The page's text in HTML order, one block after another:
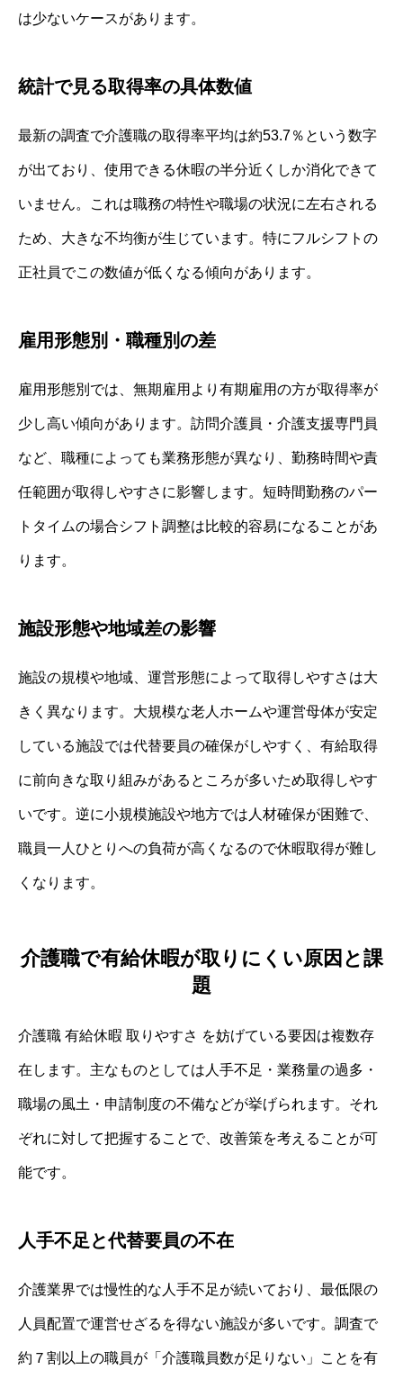
は少ないケースがあります。
統計で見る取得率の具体数値
最新の調査で介護職の取得率平均は約53.7％という数字
が出ており、使用できる休暇の半分近くしか消化できて
いません。これは職務の特性や職場の状況に左右される
ため、大きな不均衡が生じています。特にフルシフトの
正社員でこの数値が低くなる傾向があります。
雇用形態別・職種別の差
雇用形態別では、無期雇用より有期雇用の方が取得率が
少し高い傾向があります。訪問介護員・介護支援専門員
など、職種によっても業務形態が異なり、勤務時間や責
任範囲が取得しやすさに影響します。短時間勤務のパー
トタイムの場合シフト調整は比較的容易になることがあ
ります。
施設形態や地域差の影響
施設の規模や地域、運営形態によって取得しやすさは大
きく異なります。大規模な老人ホームや運営母体が安定
している施設では代替要員の確保がしやすく、有給取得
に前向きな取り組みがあるところが多いため取得しやす
いです。逆に小規模施設や地方では人材確保が困難で、
職員一人ひとりへの負荷が高くなるので休暇取得が難し
くなります。
介護職で有給休暇が取りにくい原因と課
題
介護職 有給休暇 取りやすさ を妨げている要因は複数存
在します。主なものとしては人手不足・業務量の過多・
職場の風土・申請制度の不備などが挙げられます。それ
ぞれに対して把握することで、改善策を考えることが可
能です。
人手不足と代替要員の不在
介護業界では慢性的な人手不足が続いており、最低限の
人員配置で運営せざるを得ない施設が多いです。調査で
約７割以上の職員が「介護職員数が足りない」ことを有